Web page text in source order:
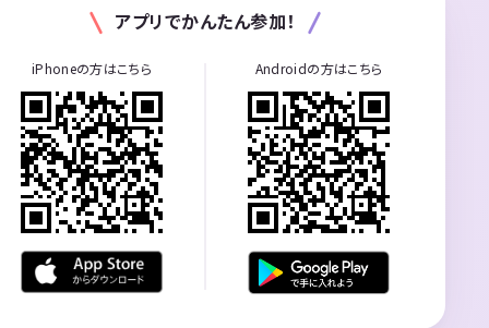
アプリでかんたん参加！
iPhoneの方はこちら Androidの方はこちら